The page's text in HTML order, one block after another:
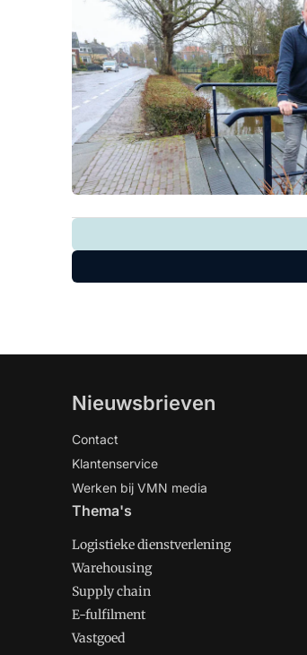
Nieuwsbrieven
Contact
Klantenservice
Werken bij VMN media
Thema's
Logistieke dienstverlening
Warehousing
Supply chain
E-fulfilment
Vastgoed